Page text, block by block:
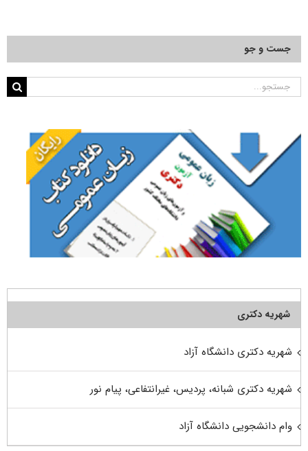
جست و جو
جستجو
شهریه دکتری
شهریه دکتری دانشگاه آزاد
شهریه دکتری شبانه، پردیس، غیرانتفاعی، پیام نور
وام دانشجویی دانشگاه آزاد